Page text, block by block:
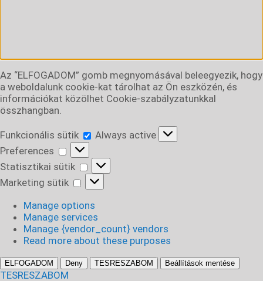
Az “ELFOGADOM” gomb megnyomásával beleegyezik, hogy
a weboldalunk cookie-kat tárolhat az Ön eszközén, és
információkat közölhet Cookie-szabályzatunkkal
összhangban.
Funkcionális sütik
Funkcionális
Always active
Preferences
Preferences
Statisztikai sütik
Statisztikai
sütik
Marketing sütik
Marketing
sütik
Manage options
Manage services
Manage {vendor_count} vendors
Read more about these purposes
ELFOGADOM Deny TESRESZABOM Beállítások mentése
TESRESZABOM